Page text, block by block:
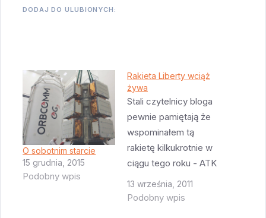
DODAJ DO ULUBIONYCH:
O sobotnim starcie
15 grudnia, 2015
Podobny wpis
Rakieta Liberty wciąż
żywa
Stali czytelnicy bloga
pewnie pamiętają że
wspominałem tą
rakietę kilkukrotnie w
ciągu tego roku - ATK
(producent rakiet na
paliwo stałe dla promu
13 września, 2011
Podobny wpis